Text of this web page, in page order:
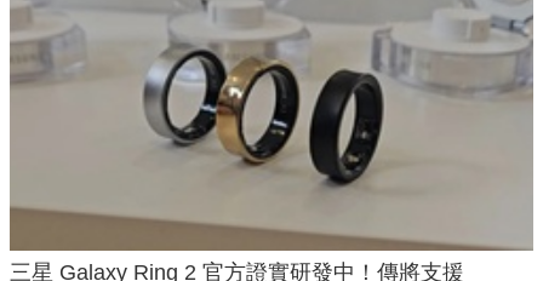
三星 Galaxy Ring 2 官方證實研發中！傳將支援